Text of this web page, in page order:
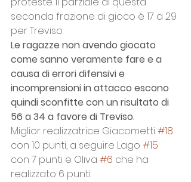
seconda frazione di gioco è 17 a 29
per Treviso.
Le ragazze non avendo giocato
come sanno veramente fare e a
causa di errori difensivi e
incomprensioni in attacco escono
quindi sconfitte con un risultato di
56 a 34 a favore di Treviso.
Miglior realizzatrice Giacometti #18
con 10 punti, a seguire Lago #15
con 7 punti e Oliva #6 che ha
realizzato 6 punti.